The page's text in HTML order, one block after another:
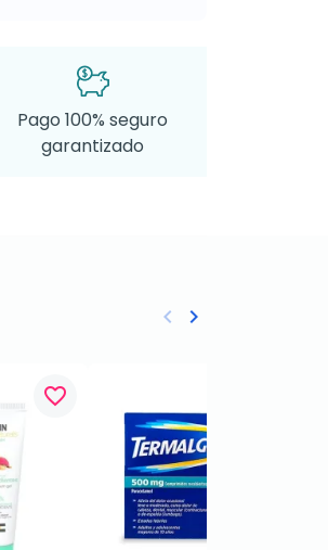
Pago 100% seguro
garantizado
favorite_border
Anterior
keyboard_arrow_left Siguiente
keyboard_arrow_right